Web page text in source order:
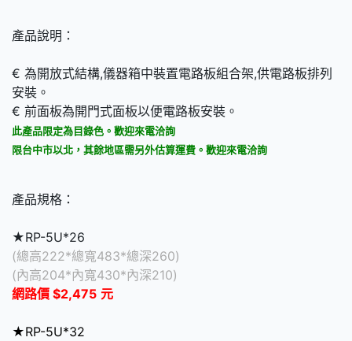
產品說明：
€ 為開放式結構,儀器箱中裝置電路板組合架,供電路板排列
安裝。
€ 前面板為開門式面板以便電路板安裝。
此產品限定為目錄色。歡迎來電洽詢
限台中市以北，其餘地區需另外估算運費。歡迎來電洽詢
產品規格：
★RP-5U*26
(總高222*總寬483*總深260)
(內高204*內寬430*內深210)
網路價 $2,475 元
★RP-5U*32